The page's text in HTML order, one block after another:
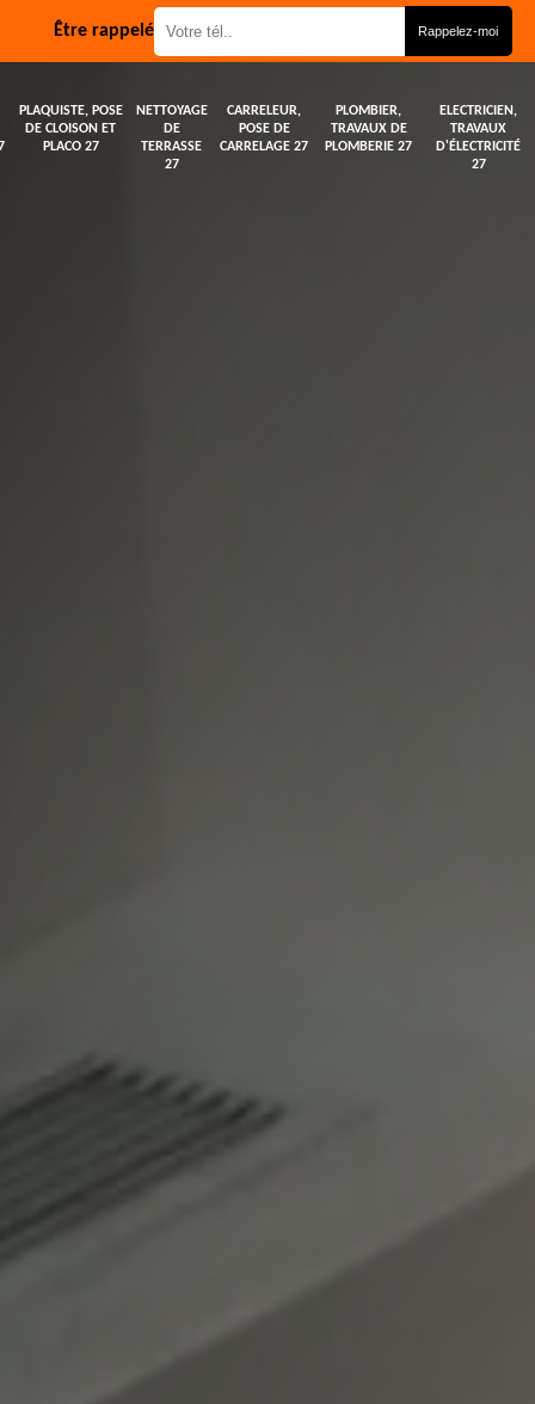
Être rappelé
PLAQUISTE, POSE
DE CLOISON ET
PLACO 27
NETTOYAGE
DE
TERRASSE
27
CARRELEUR,
POSE DE
CARRELAGE 27
PLOMBIER,
TRAVAUX DE
PLOMBERIE 27
ELECTRICIEN,
TRAVAUX
D'ÉLECTRICITÉ
27